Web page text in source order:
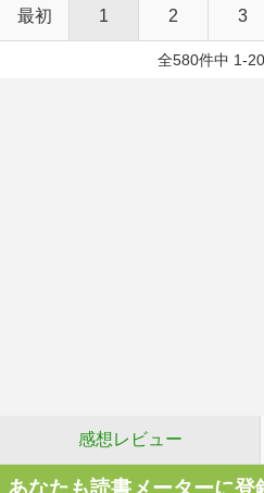
最初 1 2 3
全580件中 1-
感想レビュー
あなたも読書メーターに登